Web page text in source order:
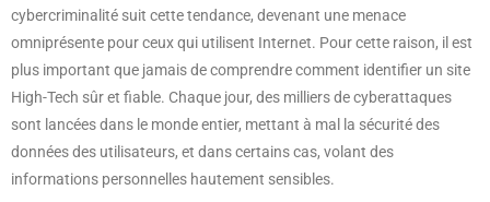
cybercriminalité suit cette tendance, devenant une menace
omniprésente pour ceux qui utilisent Internet. Pour cette raison, il est
plus important que jamais de comprendre comment identifier un site
High-Tech sûr et fiable. Chaque jour, des milliers de cyberattaques
sont lancées dans le monde entier, mettant à mal la sécurité des
données des utilisateurs, et dans certains cas, volant des
informations personnelles hautement sensibles.